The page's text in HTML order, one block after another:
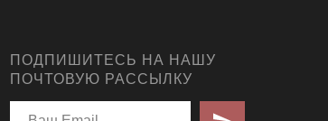
ПОДПИШИТЕСЬ НА НАШУ
ПОЧТОВУЮ РАССЫЛКУ